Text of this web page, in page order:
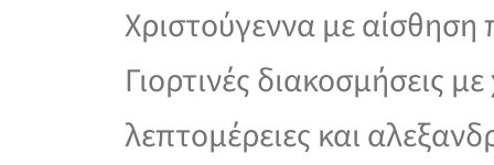
Χριστούγεννα με αίσθηση
Γιορτινές διακοσμήσεις
λεπτομέρειες και